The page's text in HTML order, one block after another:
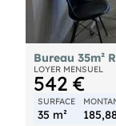
Bureau 35m²
LOYER MENSUEL
542 €
SURFACE
35 m²